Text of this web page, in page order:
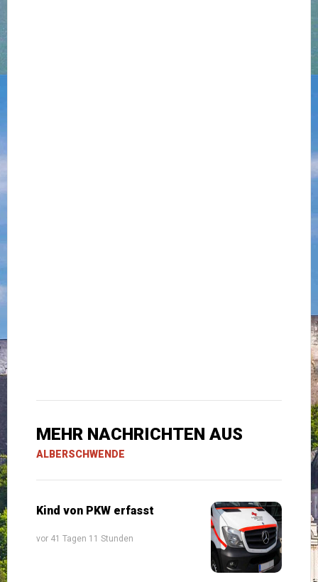
MEHR NACHRICHTEN AUS
ALBERSCHWENDE
Kind von PKW erfasst
vor 41 Tagen 11 Stunden